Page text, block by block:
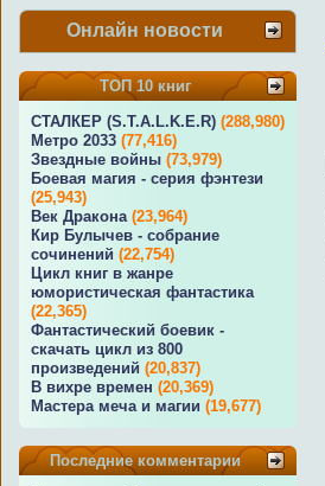
Онлайн новости
ТОП 10 книг
СТАЛКЕР (S.T.A.L.K.E.R) (288,980)
Метро 2033 (77,416)
Звездные войны (73,979)
Боевая магия - серия фэнтези
(25,943)
Век Дракона (23,964)
Кир Булычев - собрание
сочинений (22,754)
Цикл книг в жанре
юмористическая фантастика
(22,365)
Фантастический боевик -
скачать цикл из 800
произведений (20,837)
В вихре времен (20,369)
Мастера меча и магии (19,677)
Последние комментарии